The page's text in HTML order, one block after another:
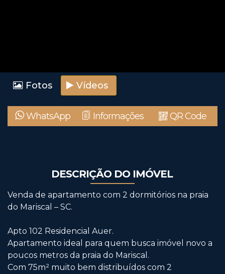
Fotos Vídeos
WhatsApp Informações QR Code
DESCRIÇÃO DO IMÓVEL
Venda de apartamento com 2 dormitórios na praia
do Mariscal – SC.
Apto 102 Residencial Auer.
Apartamento ideal para quem busca imóvel novo a
poucos metros da praia do Mariscal.
Com 75m² muito bem distribuídos com 2